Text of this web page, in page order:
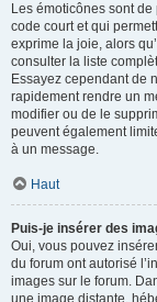
Les émoticônes sont
code court et qui
exprime la joie, alors
consulter la liste
Essayez cependant de
rapidement rendre un
modifier ou de le
peuvent également
à un message.
Haut
Puis-je insérer des
Oui, vous pouvez
du forum ont autorisé
images sur le forum.
une image distante,